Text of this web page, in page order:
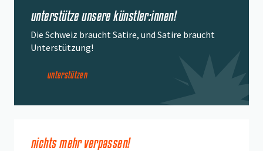
unterstütze unsere künstler:innen!
Die Schweiz braucht Satire, und Satire braucht
Unterstützung!
unterstützen
nichts mehr verpassen!